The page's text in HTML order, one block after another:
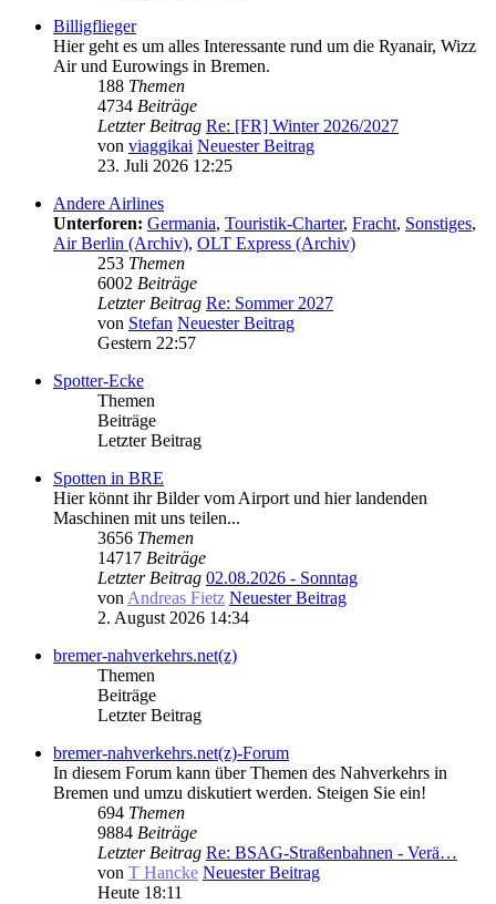
Billigflieger
Hier geht es um alles Interessante rund um die Ryanair, Wizz
Air und Eurowings in Bremen.
188 Themen
4734 Beiträge
Letzter Beitrag Re: [FR] Winter 2026/2027
von viaggikai Neuester Beitrag
23. Juli 2026 12:25
Andere Airlines
Unterforen: Germania, Touristik-Charter, Fracht, Sonstiges,
Air Berlin (Archiv), OLT Express (Archiv)
253 Themen
6002 Beiträge
Letzter Beitrag Re: Sommer 2027
von Stefan Neuester Beitrag
Gestern 22:57
Spotter-Ecke
Themen
Beiträge
Letzter Beitrag
Spotten in BRE
Hier könnt ihr Bilder vom Airport und hier landenden
Maschinen mit uns teilen...
3656 Themen
14717 Beiträge
Letzter Beitrag 02.08.2026 - Sonntag
vonAndreas Fietz Neuester Beitrag
2. August 2026 14:34
bremer-nahverkehrs.net(z)
Themen
Beiträge
Letzter Beitrag
bremer-nahverkehrs.net(z)-Forum
In diesem Forum kann über Themen des Nahverkehrs in
Bremen und umzu diskutiert werden. Steigen Sie ein!
694 Themen
9884 Beiträge
Letzter Beitrag Re: BSAG-Straßenbahnen - Verä…
von T Hancke Neuester Beitrag
Heute 18:11